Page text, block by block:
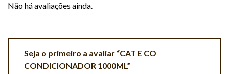
Não há avaliações ainda.
Seja o primeiro a avaliar “CAT E CO
CONDICIONADOR 1000ML”